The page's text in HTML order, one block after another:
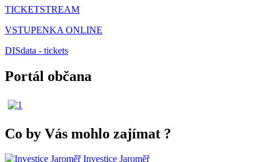
TICKETSTREAM
VSTUPENKA ONLINE
DISdata - tickets
Portál občana
Co by Vás mohlo zajímat ?
Investice Jaroměř